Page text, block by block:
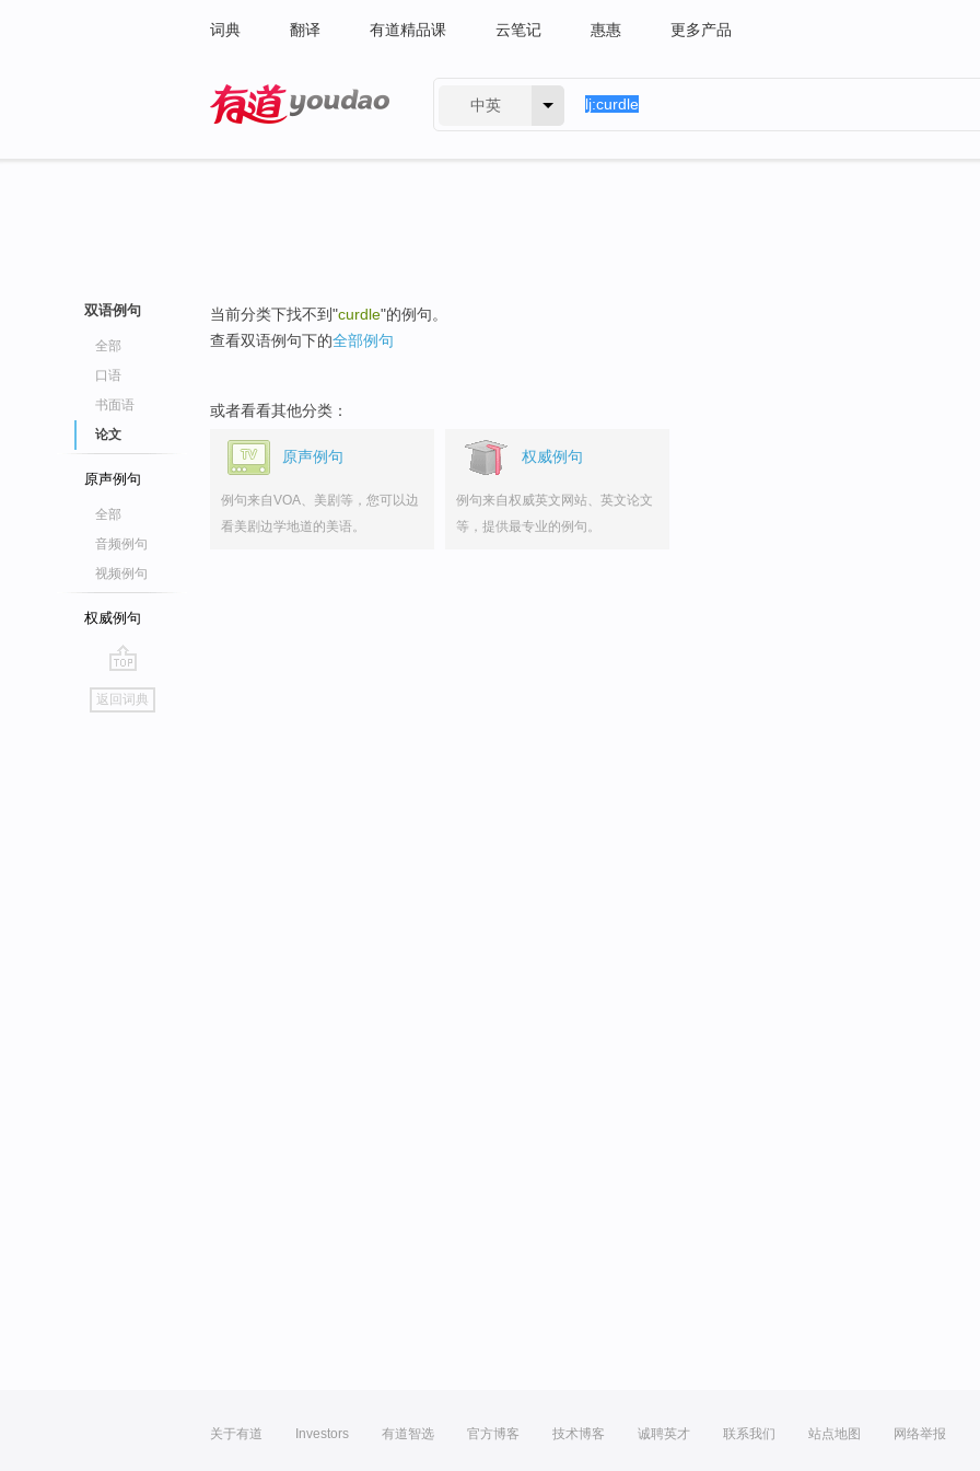
词典 翻译 有道精品课 云笔记 惠惠 更多产品
中英
双语例句
全部
口语
书面语
论文
原声例句
全部
音频例句
视频例句
权威例句
go
top
返回词典
当前分类下找不到"curdle"的例句。
查看双语例句下的全部例句
或者看看其他分类：
原声例句
例句来自VOA、美剧等，您可以边
看美剧边学地道的美语。
权威例句
例句来自权威英文网站、英文论文
等，提供最专业的例句。
关于有道 Investors 有道智选 官方博客 技术博客 诚聘英才 联系我们 站点地图 网络举报